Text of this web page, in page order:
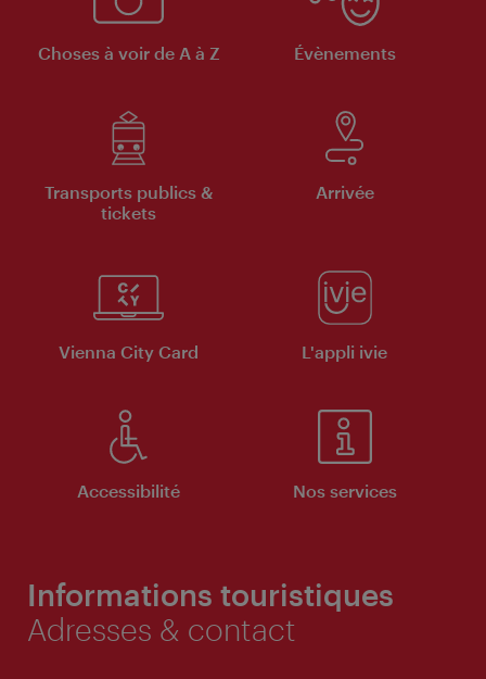
Choses à voir de A à Z Évènements
Transports publics &
tickets
Arrivée
Vienna City Card L'appli ivie
Accessibilité Nos services
Informations touristiques
Adresses & contact